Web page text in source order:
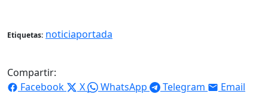
Etiquetas: noticiaportada
Compartir:
Facebook
X WhatsApp Telegram Email